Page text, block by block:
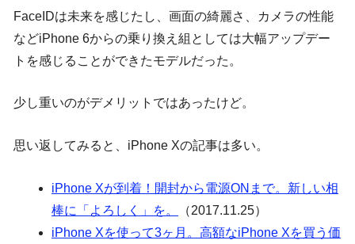
FaceIDは未来を感じたし、画面の綺麗さ、カメラの性能
などiPhone 6からの乗り換え組としては大幅アップデー
トを感じることができたモデルだった。
少し重いのがデメリットではあったけど。
思い返してみると、iPhone Xの記事は多い。
iPhone Xが到着！開封から電源ONまで。新しい相
棒に「よろしく」を。
（2017.11.25）
iPhone Xを使って3ヶ月。高額なiPhone Xを買う価